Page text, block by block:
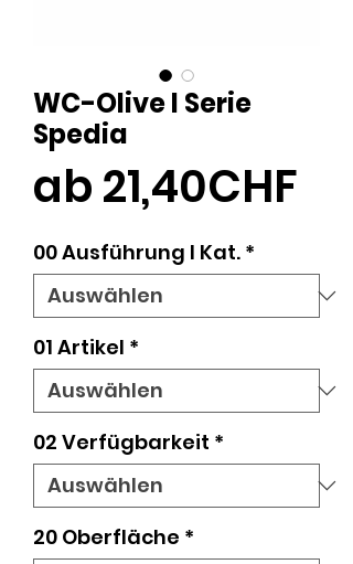
WC-Olive I Serie
Spedia
ab21,40CHF
00 Ausführung l Kat. *
01 Artikel *
02 Verfügbarkeit *
20 Oberfläche *